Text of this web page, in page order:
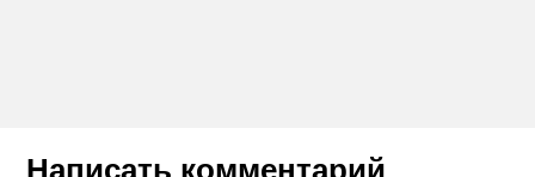
Написать комментарий